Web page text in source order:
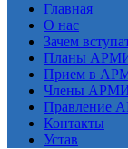
Главная
О нас
Зачем
Планы
Прием в
Члены
Правление
Контакты
Устав